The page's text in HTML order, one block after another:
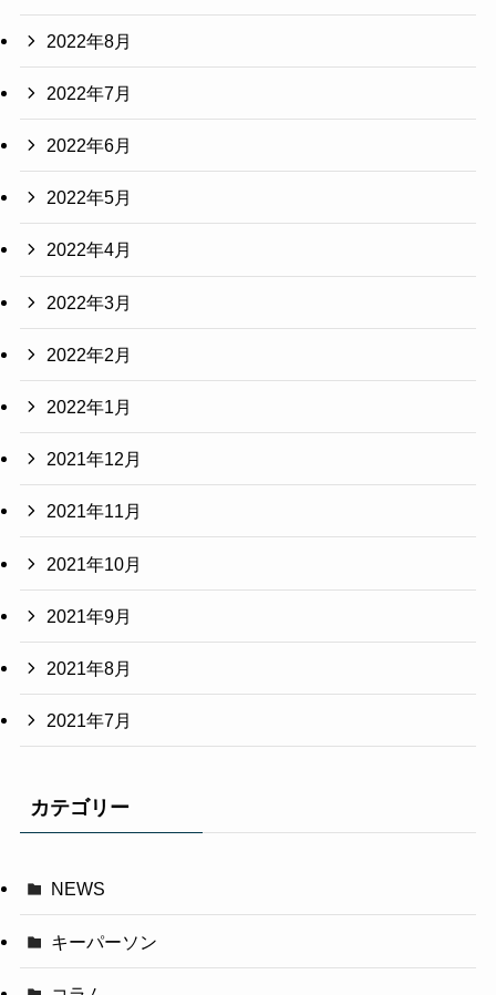
2022年8月
2022年7月
2022年6月
2022年5月
2022年4月
2022年3月
2022年2月
2022年1月
2021年12月
2021年11月
2021年10月
2021年9月
2021年8月
2021年7月
カテゴリー
NEWS
キーパーソン